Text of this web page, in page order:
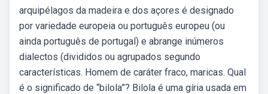
arquipélagos da madeira e dos açores é designado
por variedade europeia ou português europeu (ou
ainda português de portugal) e abrange inúmeros
dialectos (divididos ou agrupados segundo
características. Homem de caráter fraco, maricas. Qual
é o significado de “bilola”? Bilola é uma gíria usada em